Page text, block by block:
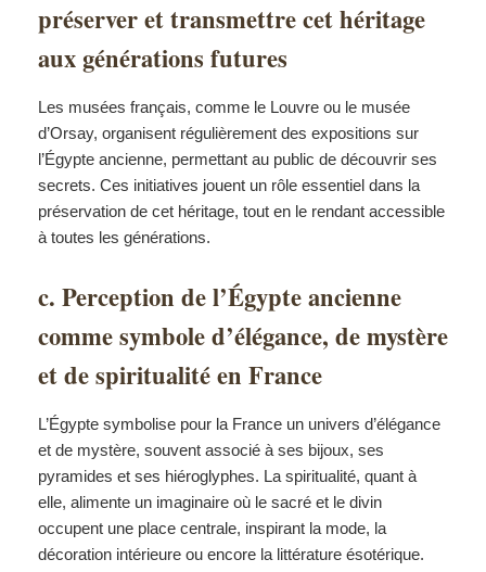
préserver et transmettre cet héritage
aux générations futures
Les musées français, comme le Louvre ou le musée
d’Orsay, organisent régulièrement des expositions sur
l’Égypte ancienne, permettant au public de découvrir ses
secrets. Ces initiatives jouent un rôle essentiel dans la
préservation de cet héritage, tout en le rendant accessible
à toutes les générations.
c. Perception de l’Égypte ancienne
comme symbole d’élégance, de mystère
et de spiritualité en France
L’Égypte symbolise pour la France un univers d’élégance
et de mystère, souvent associé à ses bijoux, ses
pyramides et ses hiéroglyphes. La spiritualité, quant à
elle, alimente un imaginaire où le sacré et le divin
occupent une place centrale, inspirant la mode, la
décoration intérieure ou encore la littérature ésotérique.